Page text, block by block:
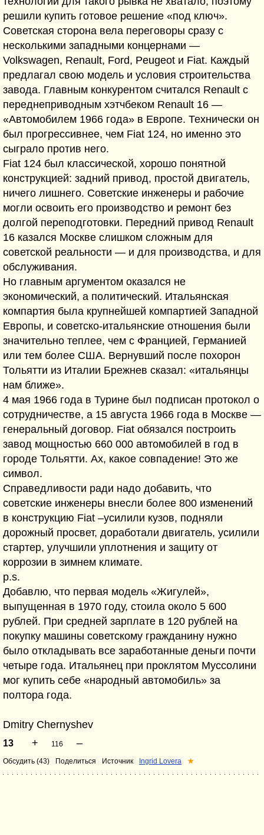
решили купить готовое решение «под ключ».
Советская сторона вела переговоры сразу с
несколькими западными концернами —
Volkswagen, Renault, Ford, Peugeot и Fiat. Каждый
предлагал свою модель и условия строительства
завода. Главным конкурентом считался Renault с
переднеприводным хэтчбеком Renault 16 —
«Автомобилем 1966 года» в Европе. Технически он
был прогрессивнее, чем Fiat 124, но именно это
сыграло против него.
Fiat 124 был классической, хорошо понятной
конструкцией: задний привод, простой двигатель,
ничего лишнего. Советские инженеры и рабочие
могли освоить его производство и ремонт без
долгой переподготовки. Передний привод Renault
16 казался Москве слишком сложным для
советской реальности — и для производства, и для
обслуживания.
Но главным аргументом оказался не
экономический, а политический. Итальянская
компартия была крупнейшей компартией Западной
Европы, и советско-итальянские отношения были
значительно теплее, чем с Францией, Германией
или тем более США. Вернувший после похорон
Тольятти из Италии Брежнев сказал: «итальянцы
нам ближе».
4 мая 1966 года в Турине был подписан протокол о
сотрудничестве, а 15 августа 1966 года в Москве —
генеральный договор. Fiat обязался построить
завод мощностью 660 000 автомобилей в год в
городе Тольятти. Ах, какое совпадение! Это же
символ.
Справедливости ради надо добавить, что
советские инженеры внесли более 800 изменений
в конструкцию Fiat –усилили кузов, подняли
дорожный просвет, доработали двигатель, усилили
стартер, улучшили уплотнения и защиту от
коррозии в зимнем климате.
p.s.
Добавлю, что первая модель «Жигулей»,
выпущенная в 1970 году, стоила около 5 600
рублей. При средней зарплате в 120 рублей на
покупку машины советскому гражданину нужно
было откладывать все заработанные деньги почти
четыре года. Итальянец при проклятом Муссолини
мог купить себе «народный автомобиль» за
полтора года.
Dmitry Chernyshev
13 + 116 –
Обсудить (43) Поделиться Источник Ingrid Lovera ★